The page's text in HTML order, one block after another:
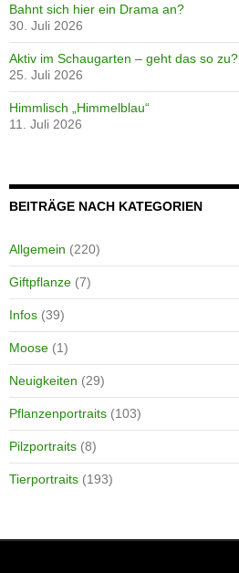
Bahnt sich hier ein Drama an?
30. Juli 2026
Aktiv im Schaugarten – geht das so zu?
25. Juli 2026
Himmlisch „Himmelblau“
11. Juli 2026
BEITRÄGE NACH KATEGORIEN
Allgemein (220)
Giftpflanze (7)
Infos (39)
Moose (1)
Neuigkeiten (29)
Pflanzenportraits (103)
Pilzportraits (8)
Tierportraits (193)